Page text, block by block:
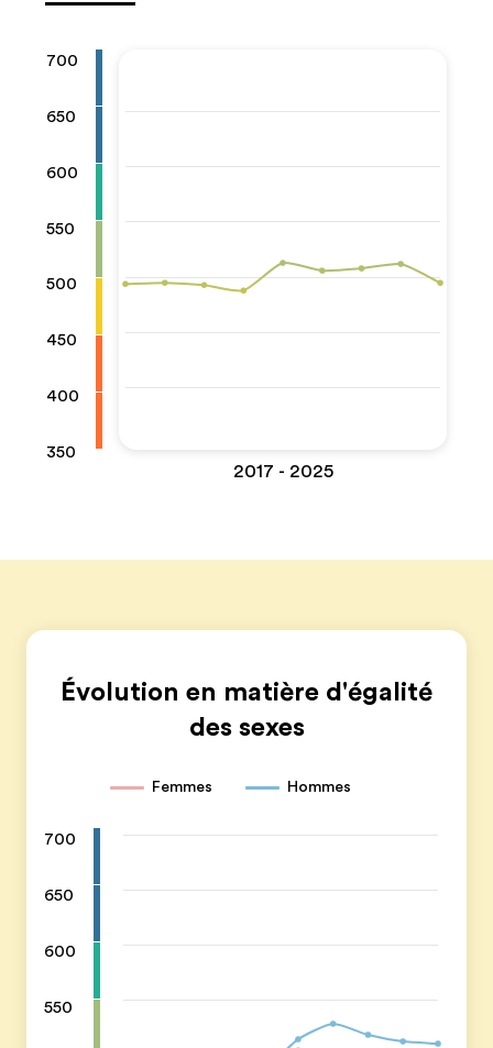
700
650
600
550
500
450
400
350
2017 - 2025
Évolution en matière d'égalité
des sexes
Femmes Hommes
700
650
600
550